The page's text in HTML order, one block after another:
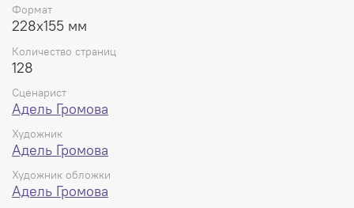
Формат
228x155 мм
Количество страниц
128
Сценарист
Адель Громова
Художник
Адель Громова
Художник обложки
Адель Громова